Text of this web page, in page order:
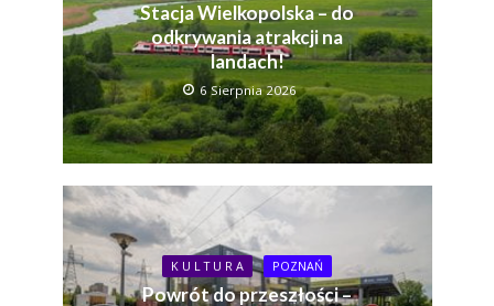
Stacja Wielkopolska – do
odkrywania atrakcji na
landach!
6 Sierpnia 2026
K U L T U R A POZNAŃ
Powrót do przeszłości –